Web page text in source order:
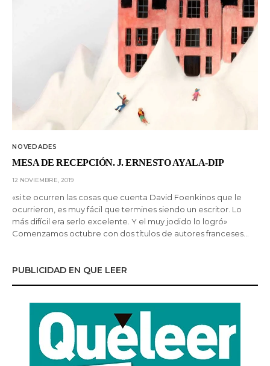
NOVEDADES
MESA DE RECEPCIÓN. J. ERNESTO AYALA-DIP
12 NOVIEMBRE, 2019
«si te ocurren las cosas que cuenta David Foenkinos que le
ocurrieron, es muy fácil que termines siendo un escritor. Lo
más difícil era serlo excelente. Y el muy jodido lo logró»
Comenzamos octubre con dos títulos de autores franceses…
PUBLICIDAD EN QUE LEER